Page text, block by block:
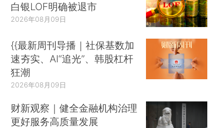
白银LOF明确被退市
2026年08月09日
{{最新周刊导播｜社保基数加
速夯实、AI“追光”、韩股杠杆
狂潮
2026年08月09日
财新观察｜健全金融机构治理
更好服务高质量发展